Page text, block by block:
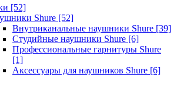
[52]
Shure [52]
Внутриканальные наушники Shure [39]
Студийные наушники Shure [6]
Профессиональные гарнитуры Shure
[1]
Аксессуары для наушников Shure [6]